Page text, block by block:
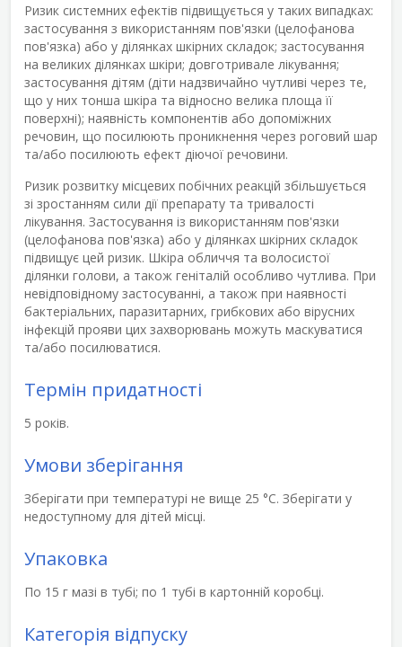
Ризик системних ефектів підвищується у таких випадках:
застосування з використанням пов'язки (целофанова
пов'язка) або у ділянках шкірних складок; застосування
на великих ділянках шкіри; довготривале лікування;
застосування дітям (діти надзвичайно чутливі через те,
що у них тонша шкіра та відносно велика площа її
поверхні); наявність компонентів або допоміжних
речовин, що посилюють проникнення через роговий шар
та/або посилюють ефект діючої речовини.
Ризик розвитку місцевих побічних реакцій збільшується
зі зростанням сили дії препарату та тривалості
лікування. Застосування із використанням пов'язки
(целофанова пов'язка) або у ділянках шкірних складок
підвищує цей ризик. Шкіра обличчя та волосистої
ділянки голови, а також геніталій особливо чутлива. При
невідповідному застосуванні, а також при наявності
бактеріальних, паразитарних, грибкових або вірусних
інфекцій прояви цих захворювань можуть маскуватися
та/або посилюватися.
Термін придатності
5 років.
Умови зберігання
Зберігати при температурі не вище 25 °С. Зберігати у
недоступному для дітей місці.
Упаковка
По 15 г мазі в тубі; по 1 тубі в картонній коробці.
Категорія відпуску